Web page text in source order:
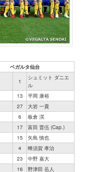
ベガルタ仙台
1
シュミット ダニエ
ル
13
平岡 康裕
27
大岩 一貴
6
板倉 滉
17
富田 晋伍 (Cap.)
15
矢島 慎也
4
蜂須賀 孝治
23
中野 嘉大
16
野津田 岳人